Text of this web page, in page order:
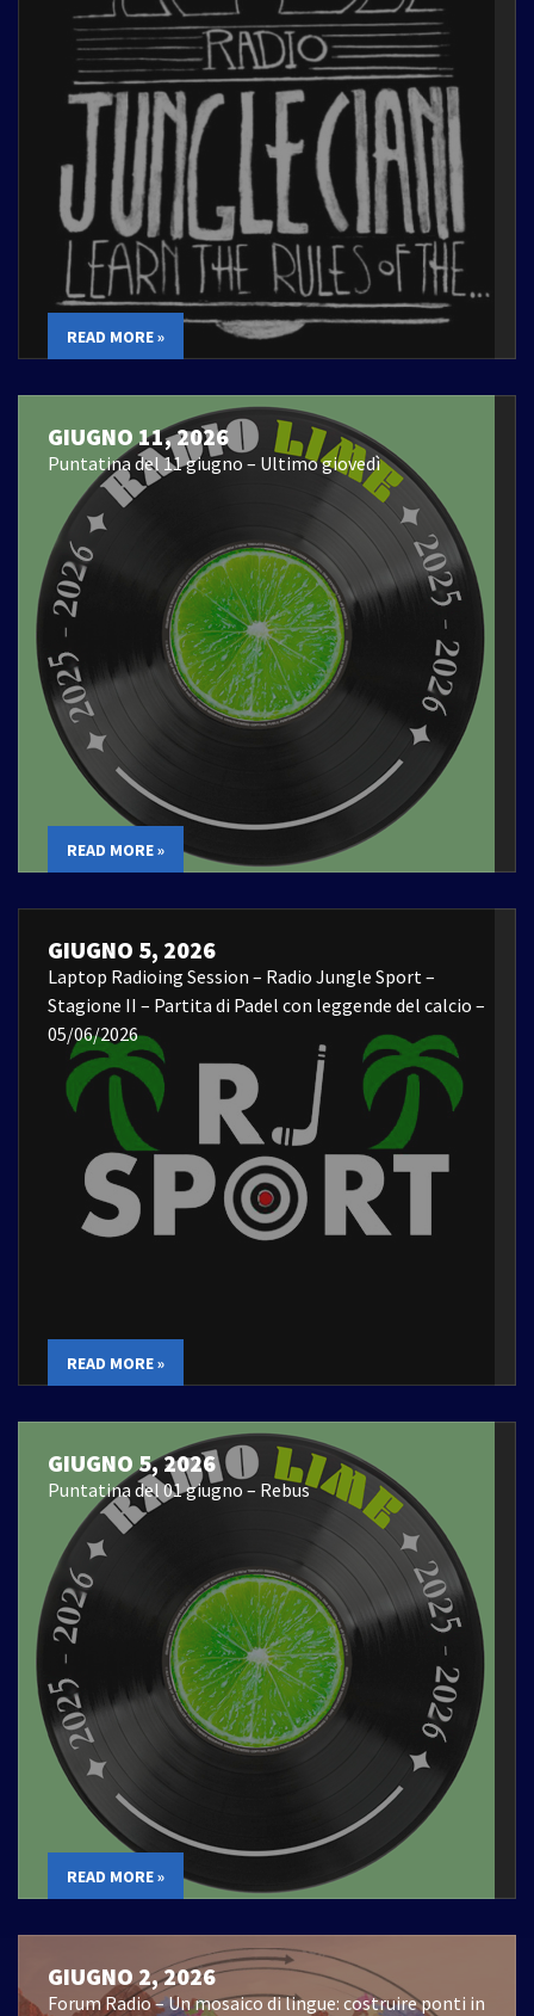
READ MORE »
GIUGNO 11, 2026
Puntatina del 11 giugno – Ultimo giovedì
READ MORE »
GIUGNO 5, 2026
Laptop Radioing Session – Radio Jungle Sport –
Stagione II – Partita di Padel con leggende del calcio –
05/06/2026
READ MORE »
GIUGNO 5, 2026
Puntatina del 01 giugno – Rebus
READ MORE »
GIUGNO 2, 2026
Forum Radio – Un mosaico di lingue: costruire ponti in